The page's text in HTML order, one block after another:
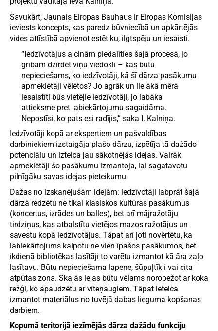
Savukārt, Jaunais Eiropas Bauhaus ir Eiropas Komisijas
ieviests koncepts, kas paredz būvniecībā un apkārtējās
vides attīstībā apvienot estētiku, ilgtspēju un iesaisti.
“Iedzīvotājus aicinām piedalīties šajā procesā, jo
gribam dzirdēt viņu viedokli – kas būtu
nepieciešams, ko iedzīvotāji, kā šī dārza pasākumu
apmeklētāji vēlētos? Jo agrāk un lielākā mērā
iesaistīti būs vietējie iedzīvotāji, jo labāka
attieksme pret labiekārtojumu sagaidāma.
Nepostīsi, ko pats esi radījis,” saka I. Kalniņa.
Iedzīvotāji kopā ar ekspertiem un pašvaldības
darbiniekiem izstaigāja plašo dārzu, izpētīja tā dažādo
potenciālu un izteica jau sākotnējās idejas. Vairāki
apmeklētāji šo pasākumu izmantoja, lai sagatavotu
pilnīgāku savas idejas pieteikumu.
Dažas no izskanējušām idejām: iedzīvotāji labprāt šajā
dārzā redzētu ne tikai klasiskos kultūras pasākumus
(koncertus, izrādes un balles), bet arī mājražotāju
tirdziņus, kas atbalstītu vietējos mazos ražotājus un
savestu kopā iedzīvotājus. Tāpat arī ļoti novērtētu, ka
labiekārtojums kalpotu ne vien īpašos pasākumos, bet
ikdienā bibliotēkas lasītāji to varētu izmantot kā āra zaļo
lasītavu. Būtu nepieciešama lapene, šūpuļtīkli vai cita
atpūtas zona. Skaļās ielas būtu vēlams norobežot ar koka
režģi, ko apaudzētu ar vīteņaugiem. Tāpat ieteica
izmantot materiālus no tuvējā dabas lieguma kopšanas
darbiem.
Kopumā teritorijā iezīmējās dārza dažādu funkciju